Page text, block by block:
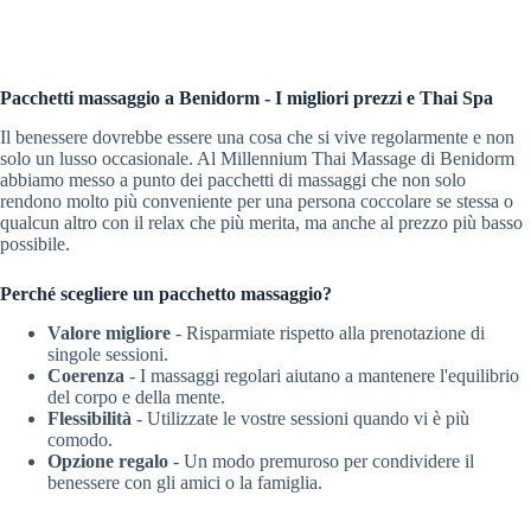
Pacchetti massaggio a Benidorm - I migliori prezzi e Thai Spa
Il benessere dovrebbe essere una cosa che si vive regolarmente e non
solo un lusso occasionale. Al Millennium Thai Massage di Benidorm
abbiamo messo a punto dei pacchetti di massaggi che non solo
rendono molto più conveniente per una persona coccolare se stessa o
qualcun altro con il relax che più merita, ma anche al prezzo più basso
possibile.
Perché scegliere un pacchetto massaggio?
Valore migliore - Risparmiate rispetto alla prenotazione di
singole sessioni.
Coerenza - I massaggi regolari aiutano a mantenere l'equilibrio
del corpo e della mente.
Flessibilità - Utilizzate le vostre sessioni quando vi è più
comodo.
Opzione regalo - Un modo premuroso per condividere il
benessere con gli amici o la famiglia.